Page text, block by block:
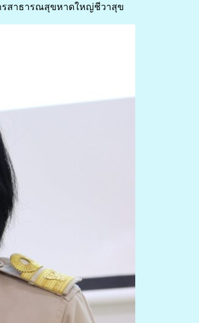
รสาธารณสุขหาดใหญ่ชีวาสุข